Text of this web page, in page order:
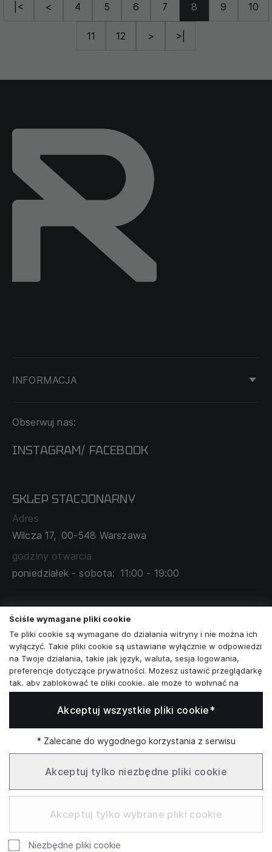
|< < 4 5 6 7 8 9 10
11 12 > >|
INFORMACJA
DOSTAWA I PŁATNOŚĆ
O NAS
MAPA SERWISU
ZAMÓWIENIA KORPORACYJNE
WSPÓŁPRACA Z PARTNERAMI
Obserwuj nas:
INSTAGRAM/ FACEBOOK
SKLEP STACJONARNY
Adres
Wilcza 17, 00-548 Warszawa
godziny otwarcia
poniedziałek - sobota: 11:00 - 19:00
Skontaktuj się z nami
+48573581161
info@reytel.pl
Skontaktuj się z nami:
Whatsapp
Infolinia: Pn–Pt 09:00–17:00
Ściśle wymagane pliki cookie
Te pliki cookie są wymagane do działania witryny i nie można ich
wyłączyć. Takie pliki cookie są ustawiane wyłącznie w odpowiedzi
na Twoje działania, takie jak język, waluta, sesja logowania,
preferencje dotyczące prywatności. Możesz ustawić przeglądarkę
tak, aby zablokować te pliki cookie, ale może to wpłynąć na
sposób działania naszej witryny.
Analizy i statystyki
Marketing i retargeting
Te pliki cookie są zwykle ustawiane przez naszych partnerów
marketingowych i reklamowych. Mogą być przez nich
wykorzystywane do tworzenia profilu Twoich zainteresowań, a
następnie wyświetlania odpowiednich reklam. Jeśli nie zezwolisz
Twoich interesów.
Funkcjonalne pliki cookie
Te pliki cookie umożliwiają naszej witrynie oferowanie
Akceptuj wszystkie pliki cookie*
* Zalecane do wygodnego korzystania z serwisu
Akceptuj tylko niezbędne pliki cookie
Akceptuj tylko wybrane pliki cookie
Niezbędne pliki cookie